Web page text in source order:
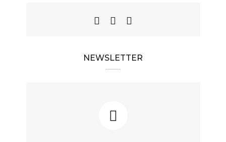
NEWSLETTER